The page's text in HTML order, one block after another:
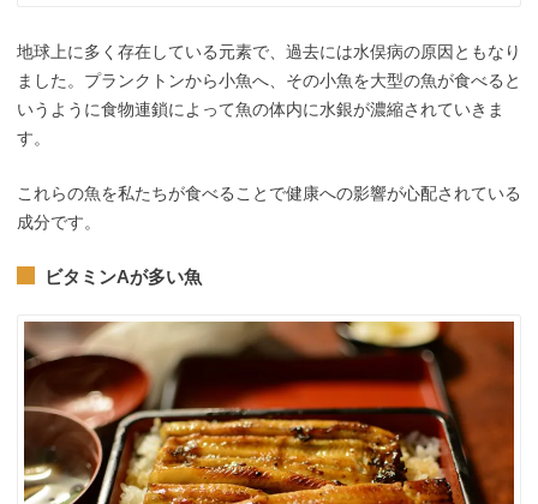
地球上に多く存在している元素で、過去には水俣病の原因ともなり
ました。プランクトンから小魚へ、その小魚を大型の魚が食べると
いうように食物連鎖によって魚の体内に水銀が濃縮されていきま
す。
これらの魚を私たちが食べることで健康への影響が心配されている
成分です。
ビタミンAが多い魚